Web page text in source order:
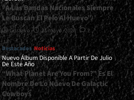
“A Las Bandas Nacionales Siempre
Le Buscan El Pelo Al Huevo”
Gustavo 21 mayo, 2026 2
Destacados Noticias
Nuevo Álbum Disponible A Partir De Julio
De Este Año
“What Planet Are You From?” Es El
Nombre De Lo Nuevo De Galactic
Cowboys